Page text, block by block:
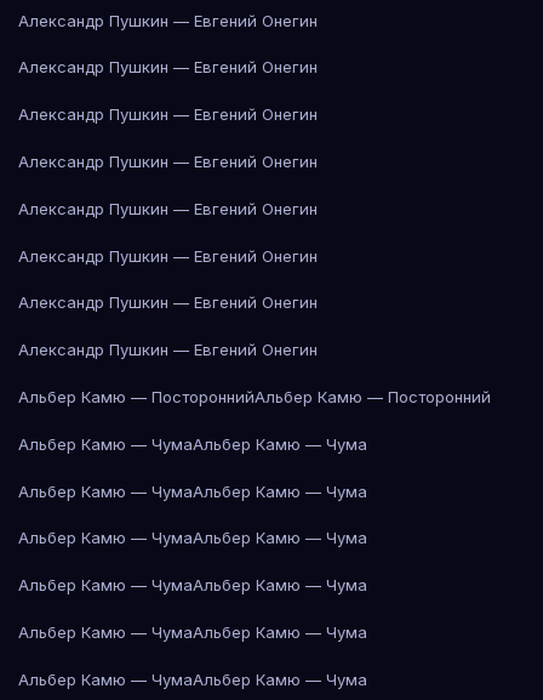
Александр Пушкин — Евгений Онегин
Александр Пушкин — Евгений Онегин
Александр Пушкин — Евгений Онегин
Александр Пушкин — Евгений Онегин
Александр Пушкин — Евгений Онегин
Александр Пушкин — Евгений Онегин
Александр Пушкин — Евгений Онегин
Александр Пушкин — Евгений Онегин
Альбер Камю — ПостороннийАльбер Камю — Посторонний
Альбер Камю — ЧумаАльбер Камю — Чума
Альбер Камю — ЧумаАльбер Камю — Чума
Альбер Камю — ЧумаАльбер Камю — Чума
Альбер Камю — ЧумаАльбер Камю — Чума
Альбер Камю — ЧумаАльбер Камю — Чума
Альбер Камю — ЧумаАльбер Камю — Чума